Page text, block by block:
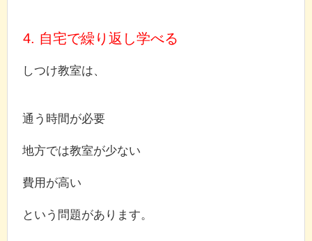
4. 自宅で繰り返し学べる
しつけ教室は、
通う時間が必要
地方では教室が少ない
費用が高い
という問題があります。